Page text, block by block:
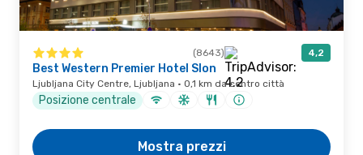
(8643) 4,2
Best Western Premier Hotel Slon
Ljubljana City Centre, Ljubljana · 0,1 km da centro città
Posizione centrale
Mostra prezzi